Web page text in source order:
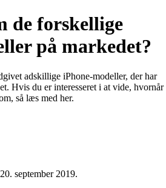
de forskellige
på markedet?
adskillige iPhone-modeller, der har
Hvis du er interesseret i at vide, hvornår
så læs med her.
september 2019.